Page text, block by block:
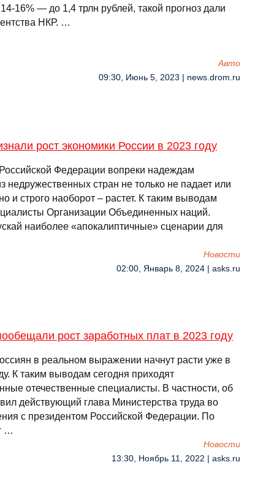
16% — до 1,4 трлн рублей, такой прогноз дали
НКР. …
Авто
09:30, Июнь 5, 2023 | news.drom.ru
рост экономики России в 2023 году
Федерации вопреки надеждам
недружественных стран не только не падает или
и строго наоборот – растет. К таким выводам
Организации Объединенных наций.
наиболее «апокалиптичные» сценарии для
Новости
02:00, Январь 8, 2024 | asks.ru
рост заработных плат в 2023 году
в реальном выражении начнут расти уже в
К таким выводам сегодня приходят
отечественные специалисты. В частности, об
действующий глава Министерства труда во
с президентом Российской Федерации. По
…
Новости
13:30, Ноябрь 11, 2022 | asks.ru